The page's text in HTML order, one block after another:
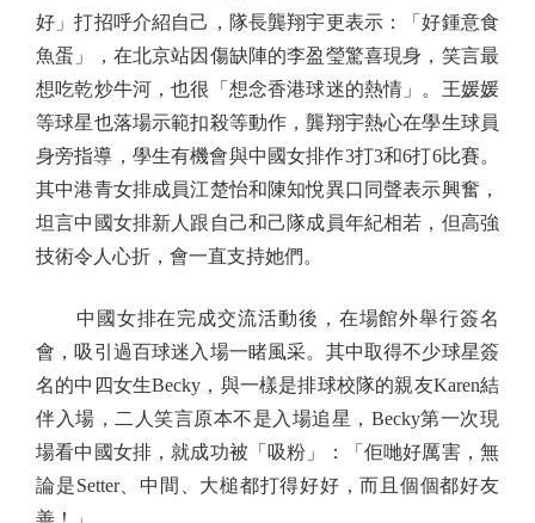
好」打招呼介紹自己，隊長龔翔宇更表示：「好鍾意食
魚蛋」，在北京站因傷缺陣的李盈瑩驚喜現身，笑言最
想吃乾炒牛河，也很「想念香港球迷的熱情」。王媛媛
等球星也落場示範扣殺等動作，龔翔宇熱心在學生球員
身旁指導，學生有機會與中國女排作3打3和6打6比賽。
其中港青女排成員江楚怡和陳知悅異口同聲表示興奮，
坦言中國女排新人跟自己和己隊成員年紀相若，但高強
技術令人心折，會一直支持她們。
中國女排在完成交流活動後，在場館外舉行簽名
會，吸引過百球迷入場一睹風采。其中取得不少球星簽
名的中四女生Becky，與一樣是排球校隊的親友Karen結
伴入場，二人笑言原本不是入場追星，Becky第一次現
場看中國女排，就成功被「吸粉」：「佢哋好厲害，無
論是Setter、中間、大槌都打得好好，而且個個都好友
善！」